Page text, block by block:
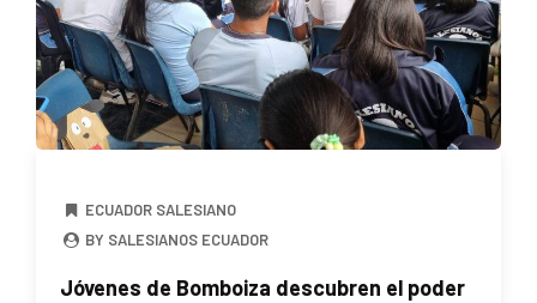
ECUADOR SALESIANO
BY SALESIANOS ECUADOR
Jóvenes de Bomboiza descubren el poder